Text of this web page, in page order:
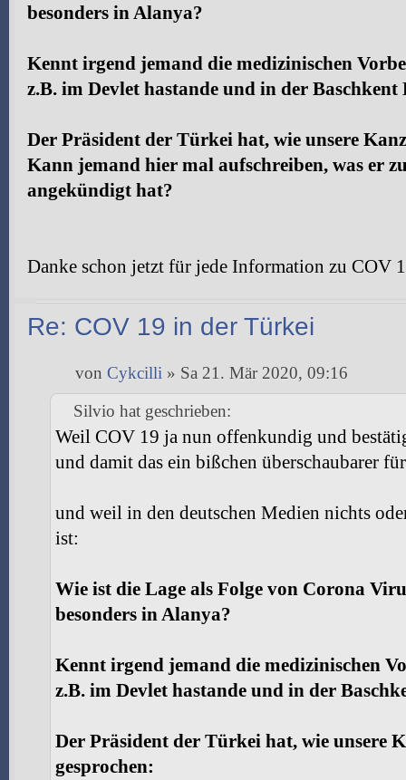
besonders in Alanya?
Kennt irgend jemand die medizinischen
z.B. im Devlet hastande und in der
Der Präsident der Türkei hat, wie unsere
Kann jemand hier mal aufschreiben, was er
angekündigt hat?
Danke schon jetzt für jede Information zu COV
Re: COV 19 in der Türkei
von Cykcilli » Sa 21. Mär 2020, 09:16
Silvio hat geschrieben:
Weil COV 19 ja nun offenkundig und
und damit das ein bißchen überschaubarer
und weil in den deutschen Medien nichts
ist:
Wie ist die Lage als Folge von Corona
besonders in Alanya?
Kennt irgend jemand die medizinischen
z.B. im Devlet hastande und in der
Der Präsident der Türkei hat, wie unsere
gesprochen: